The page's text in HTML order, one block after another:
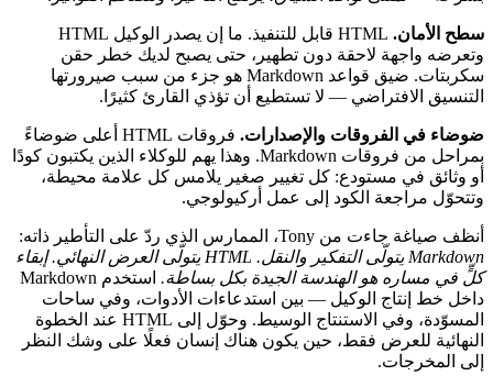
سطح الأمان.
HTML قابل للتنفيذ. ما إن يصدر الوكيل HTML
وتعرضه واجهة لاحقة دون تطهير، حتى يصبح لديك خطر حقن
سكربتات. ضيق قواعد Markdown هو جزء من سبب صيرورتها
التنسيق الافتراضي — لا تستطيع أن تؤذي القارئ كثيرًا.
ضوضاء في الفروقات والإصدارات.
فروقات HTML أعلى ضوضاءً
بمراحل من فروقات Markdown. وهذا يهم للوكلاء الذين يكتبون كودًا
أو وثائق في مستودع: كل تغيير صغير يلامس كل علامة محيطة،
وتتحوّل مراجعة الكود إلى عمل أركيولوجي.
أنظف صياغة جاءت من Tony، الممارس الذي ردّ على التأطير ذاته:
Markdown يتولّى التفكير والنقل. HTML يتولّى العرض النهائي. إبقاء
كلٍّ في مساره هو الهندسة الجيدة بكل بساطة.
استخدم Markdown
داخل خط إنتاج الوكيل — بين استدعاءات الأدوات، وفي ساحات
المسوّدة، وفي الاستنتاج الوسيط. وحوّل إلى HTML عند الخطوة
النهائية للعرض فقط، حين يكون هناك إنسان فعلًا على وشك النظر
إلى المخرجات.